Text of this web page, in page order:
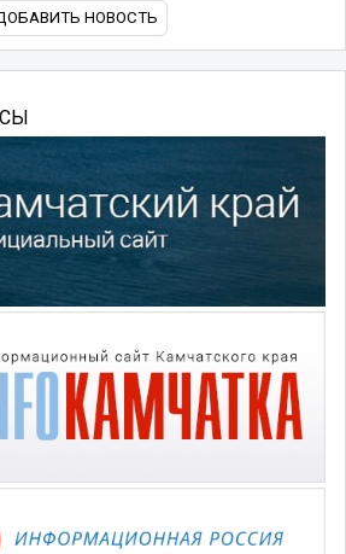
НОВОСТЬ